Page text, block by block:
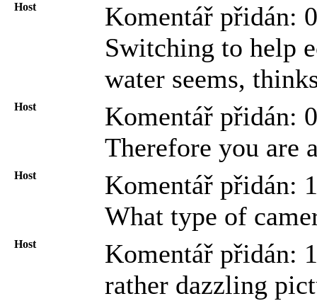
Host
Komentář přidán:
Switching to help
water seems,
Host
Komentář přidán:
Therefore you are
Host
Komentář přidán:
What type of
Host
Komentář přidán:
rather dazzling